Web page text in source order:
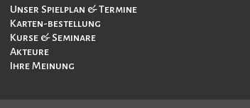
Navigation
überspringen
Unser Spielplan & Termine
Karten-bestellung
Kurse & Seminare
Akteure
Ihre Meinung